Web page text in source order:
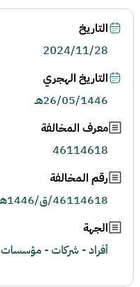
التاريخ
2024/11/28
التاريخ الهجري
26/05/1446هـ
معرف المخالفة
46114618
رقم المخالفة
46114618/ق/1446هـ
الجهة
أفراد - شركات - مؤسسات